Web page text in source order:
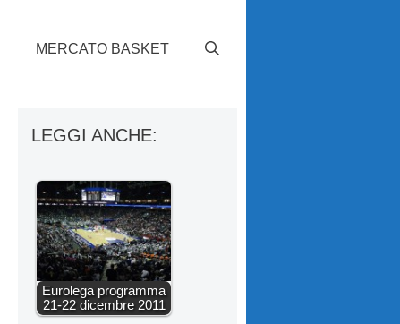
MERCATO BASKET
LEGGI ANCHE:
Eurolega programma
21-22 dicembre 2011